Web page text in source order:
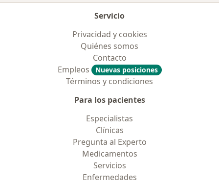
Servicio
Privacidad y cookies
Quiénes somos
Contacto
Empleos
Nuevas posiciones
Términos y condiciones
Para los pacientes
Especialistas
Clínicas
Pregunta al Experto
Medicamentos
Servicios
Enfermedades